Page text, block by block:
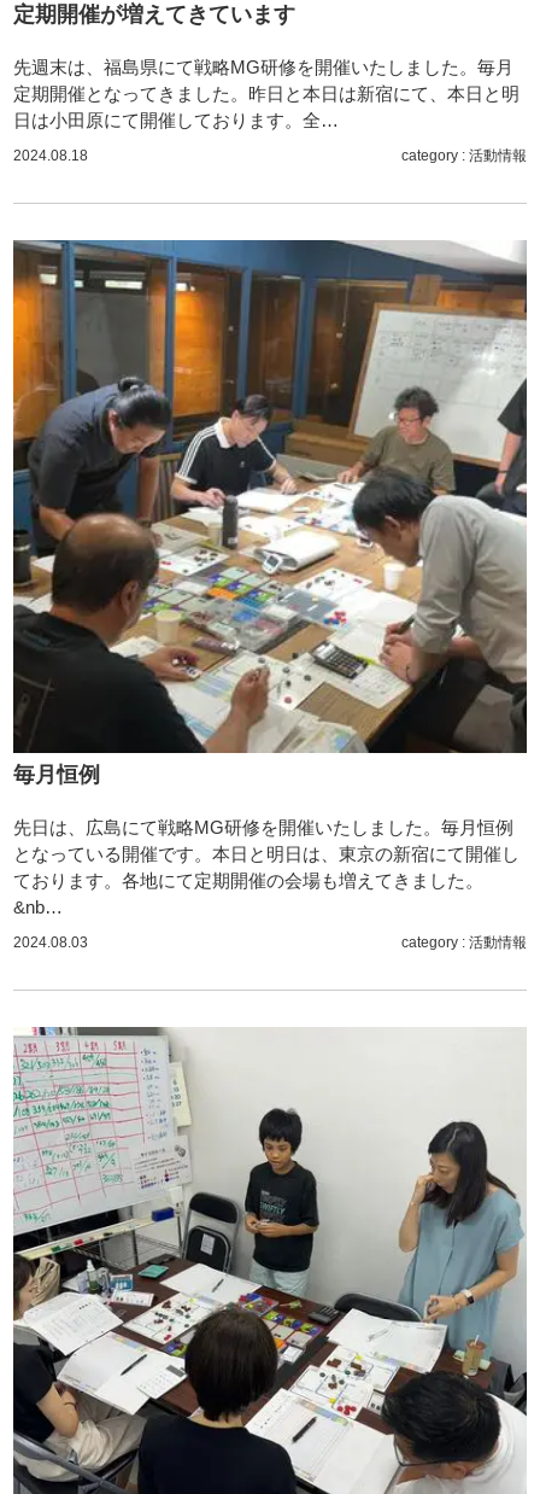
定期開催が増えてきています
先週末は、福島県にて戦略MG研修を開催いたしました。毎月
定期開催となってきました。昨日と本日は新宿にて、本日と明
日は小田原にて開催しております。全…
2024.08.18 category : 活動情報
毎月恒例
先日は、広島にて戦略MG研修を開催いたしました。毎月恒例
となっている開催です。本日と明日は、東京の新宿にて開催し
ております。各地にて定期開催の会場も増えてきました。
&nb…
2024.08.03 category : 活動情報